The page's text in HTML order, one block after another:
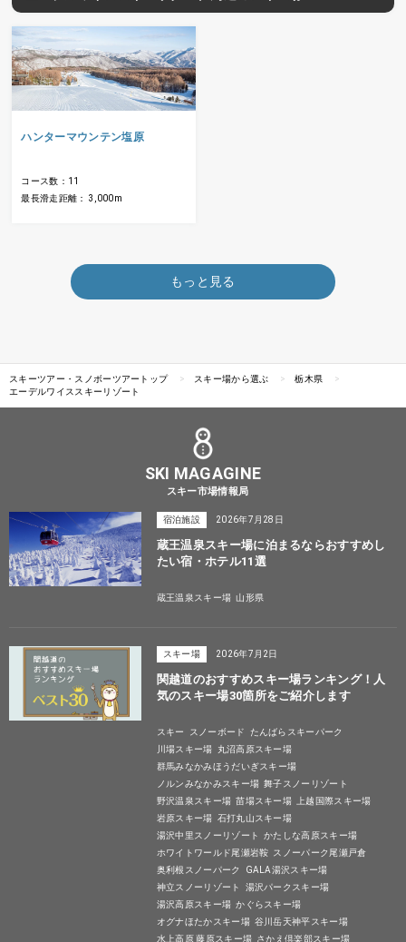
ハンターマウンテン塩原
コース数：11
最長滑走距離： 3,000m
もっと見る
スキーツアー・スノボーツアートップ スキー場から選ぶ
栃木県
エーデルワイススキーリゾート
SKI MAGAGINE
スキー市場情報局
宿泊施設 2026年7月28日
蔵王温泉スキー場に泊まるならおすすめし
たい宿・ホテル11選
蔵王温泉スキー場 山形県
スキー場 2026年7月2日
関越道のおすすめスキー場ランキング！人
気のスキー場30箇所をご紹介します
スキー スノーボード
たんばらスキーパーク
川場スキー場
丸沼高原スキー場
群馬みなかみほうだいぎスキー場
ノルンみなかみスキー場 舞子スノーリゾート
野沢温泉スキー場 苗場スキー場
上越国際スキー場
岩原スキー場 石打丸山スキー場
湯沢中里スノーリゾート
かたしな高原スキー場
ホワイトワールド尾瀬岩鞍 スノーパーク尾瀬戸倉
奥利根スノーパーク
GALA湯沢スキー場
神立スノーリゾート
湯沢パークスキー場
湯沢高原スキー場 かぐらスキー場
オグナほたかスキー場 谷川岳天神平スキー場
水上高原 藤原スキー場 さかえ倶楽部スキー場